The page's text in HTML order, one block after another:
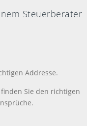
Steuerberater
Addresse.
Sie den richtigen